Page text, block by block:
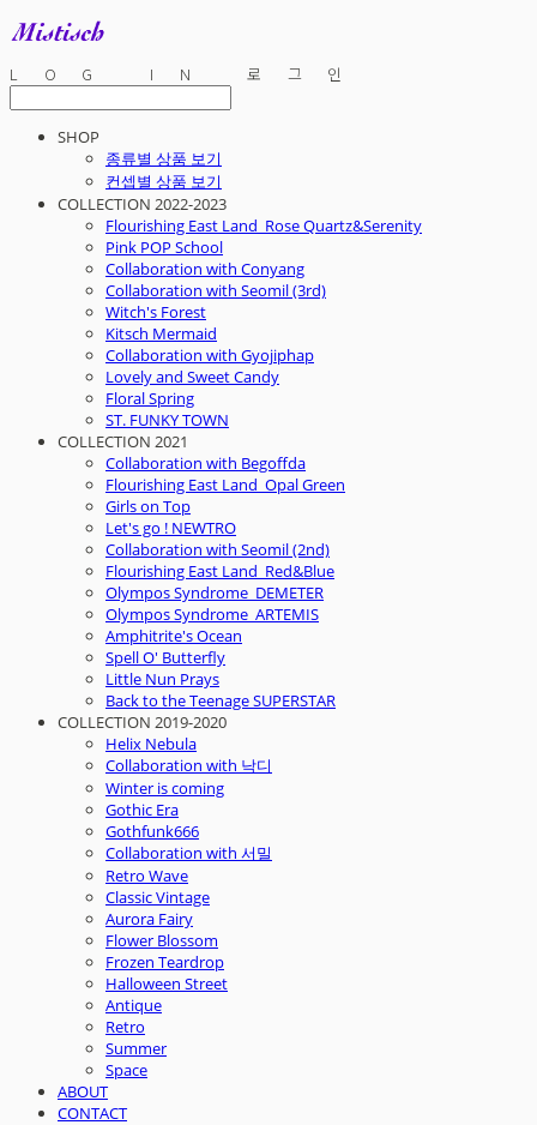
LOG IN 로그인
SHOP
종류별 상품 보기
컨셉별 상품 보기
COLLECTION 2022-2023
Flourishing East Land_Rose Quartz&Serenity
Pink POP School
Collaboration with Conyang
Collaboration with Seomil (3rd)
Witch's Forest
Kitsch Mermaid
Collaboration with Gyojiphap
Lovely and Sweet Candy
Floral Spring
ST. FUNKY TOWN
COLLECTION 2021
Collaboration with Begoffda
Flourishing East Land_Opal Green
Girls on Top
Let's go ! NEWTRO
Collaboration with Seomil (2nd)
Flourishing East Land_Red&Blue
Olympos Syndrome_DEMETER
Olympos Syndrome_ARTEMIS
Amphitrite's Ocean
Spell O' Butterfly
Little Nun Prays
Back to the Teenage SUPERSTAR
COLLECTION 2019-2020
Helix Nebula
Collaboration with 낙디
Winter is coming
Gothic Era
Gothfunk666
Collaboration with 서밀
Retro Wave
Classic Vintage
Aurora Fairy
Flower Blossom
Frozen Teardrop
Halloween Street
Antique
Retro
Summer
Space
ABOUT
CONTACT